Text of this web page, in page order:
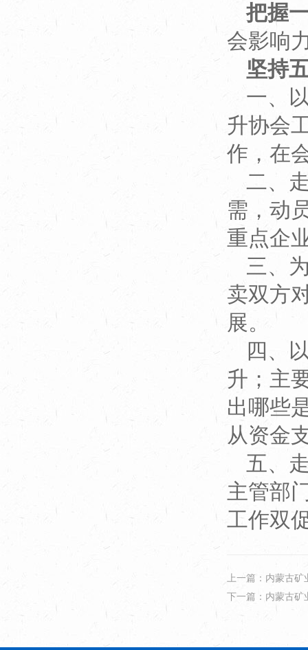
把握
会影响
坚持
一、
升协会
作，在
二、
需，动
重点企
三、
卖双方
展。
四、
升；主
出哪些
从资金
五、
主管部
工作双
上一篇：内蒙古矿
下一篇：内蒙古矿